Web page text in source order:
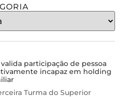
valida participação de pessoa
incapaz em holding
Turma do Superior